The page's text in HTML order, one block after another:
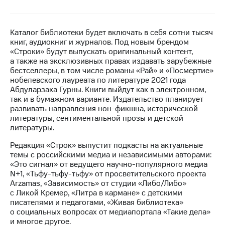
Контакты
Новости
в
регионе
и акционерам
Корпоративное
управление
Корпоративный
Раскрытие
информации
Информация
акционерам
Документы
ПАО
"МТС"
Собрания
акционеров
Каталог библиотеки будет включать в себя сотни тысяч
книг, аудиокниг и журналов. Под новым брендом
«Строки» будут выпускать оригинальный контент,
а также на эксклюзивных правах издавать зарубежные
бестселлеры, в том числе романы «Рай» и «Посмертие»
нобелевского лауреата по литературе 2021 года
Абдуларзака Гурны. Книги выйдут как в электронном,
так и в бумажном варианте. Издательство планирует
развивать направления нон-фикшна, исторической
литературы, сентиментальной прозы и детской
литературы.
Редакция «Строк» выпустит подкасты на актуальные
темы с российскими медиа и независимыми авторами:
«Это сигнал» от ведущего научно-популярного медиа
N+1, «Тьфу-тьфу-тьфу» от просветительского проекта
Arzamas, «Зависимость» от студии «Либо/Либо»
с Ликой Кремер, «Литра в кармане» с детскими
писателями и педагогами, «Живая библиотека»
о социальных вопросах от медиапортала «Такие дела»
и многое другое.